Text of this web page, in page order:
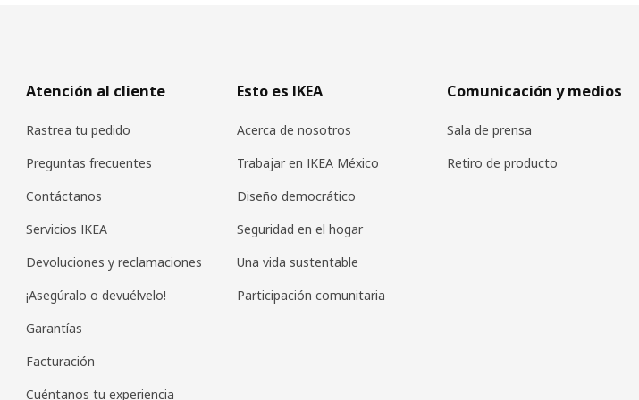
Atención al cliente
Rastrea tu pedido
Preguntas frecuentes
Contáctanos
Servicios IKEA
Devoluciones y reclamaciones
¡Asegúralo o devuélvelo!
Garantías
Facturación
Cuéntanos tu experiencia
Esto es IKEA
Acerca de nosotros
Trabajar en IKEA México
Diseño democrático
Seguridad en el hogar
Una vida sustentable
Participación comunitaria
Comunicación y medios
Sala de prensa
Retiro de producto